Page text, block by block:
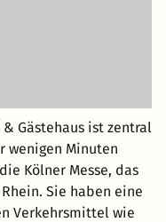
Gästehaus ist zentral
wenigen Minuten
Kölner Messe, das
Sie haben eine
Verkehrsmittel wie